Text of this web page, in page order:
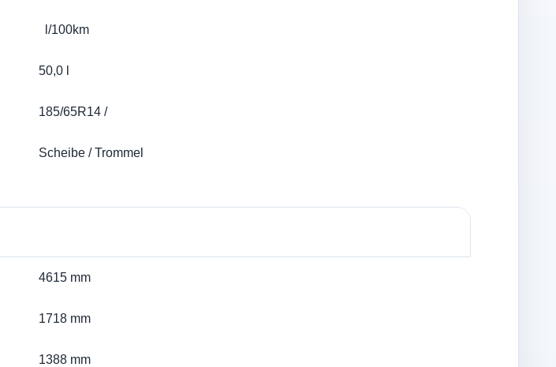
l/100km
50,0 l
185/65R14 /
Scheibe / Trommel
4615 mm
1718 mm
1388 mm